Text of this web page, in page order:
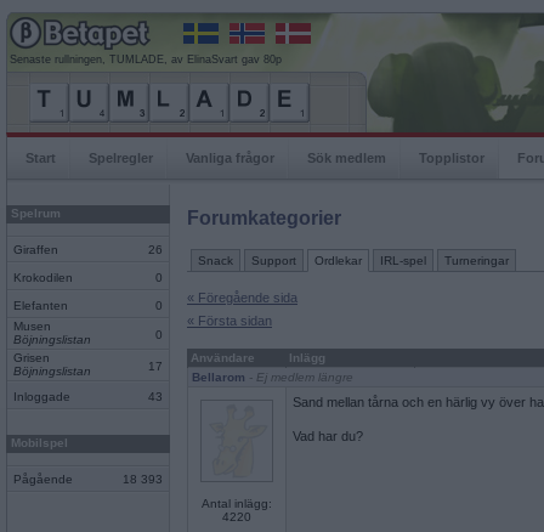
Senaste rullningen, TUMLADE, av ElinaSvart gav 80p
Start Spelregler Vanliga frågor Sök medlem Topplistor
Spelrum
Giraffen 26
Krokodilen 0
Elefanten
0
Musen
Böjningslistan
0
Grisen
Böjningslistan
17
Inloggade 43
Mobilspel
Pågående 18 393
Forumkategorier
Snack Support Ordlekar IRL-spel Turneringar
« Föregående sida
« Första sidan
Användare
Inlägg
Bellarom - Ej medlem längre
Antal inlägg:
4220
Sand mellan tårna och en härlig vy över
Vad har du?